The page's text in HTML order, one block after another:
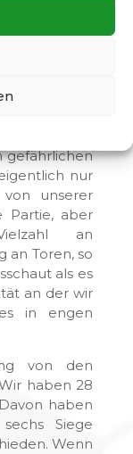
schwache
zulegen.
waren nun
gefährlichen
nur
unserer
Partie, aber
an
an Toren, so
als es
an der wir
in engen
von den
haben 28
haben
Siege
Wenn